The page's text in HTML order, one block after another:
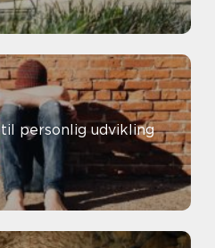
personlig udvikling